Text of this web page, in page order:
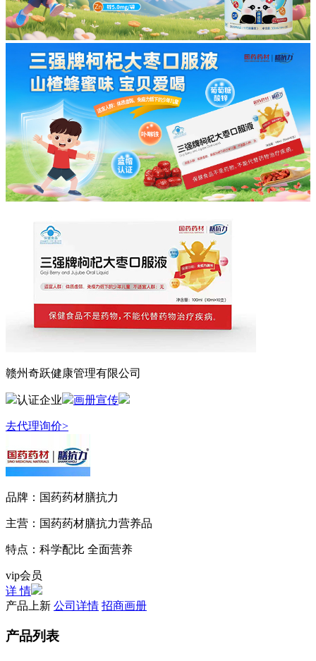
赣州奇跃健康管理有限公司
认证企业 画册宣传
去代理询价>
品牌： 国药药材膳抗力
主营： 国药药材膳抗力营养品
特点： 科学配比 全面营养
vip会员
详 情
产品上新 公司详情 招商画册
产品列表